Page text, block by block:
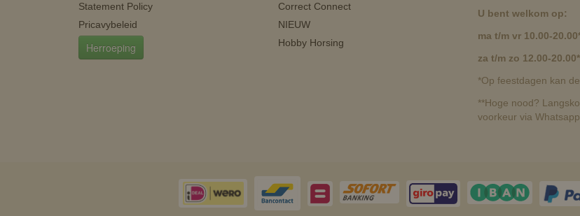
Statement Policy
Pricavybeleid
Herroeping
Correct Connect
NIEUW
Hobby Horsing
U bent welkom op:
ma t/m vr 10.00-
za t/m zo 12.00-20.00*
*Op feestdagen kan
**Hoge nood?
voorkeur via